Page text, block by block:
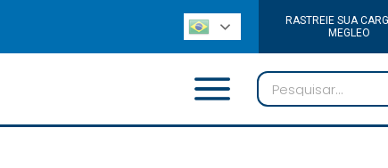
RASTREIE SUA
MEGLEO